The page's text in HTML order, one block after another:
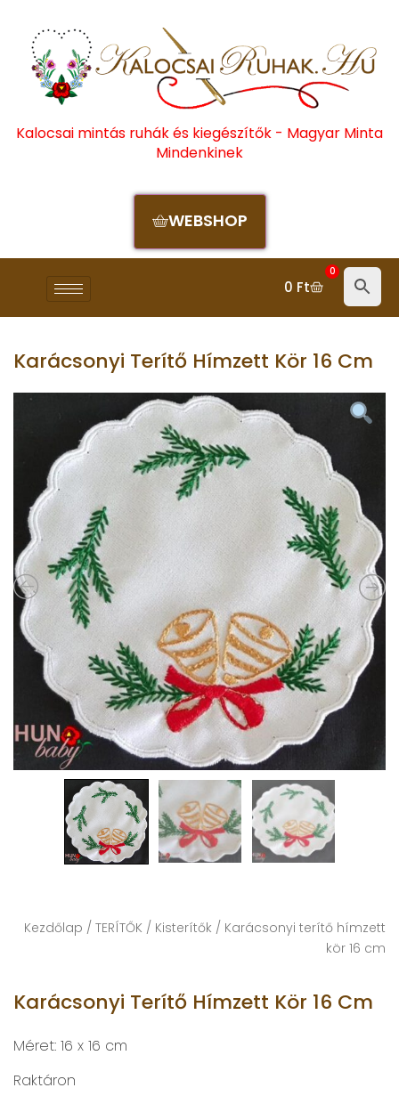
Kalocsai mintás ruhák és kiegészítők - Magyar Minta
Mindenkinek
WEBSHOP
0 Ft
0
Karácsonyi Terítő Hímzett Kör 16 Cm
Kezdőlap / TERÍTŐK / Kisterítők / Karácsonyi terítő hímzett
kör 16 cm
Karácsonyi Terítő Hímzett Kör 16 Cm
Méret: 16 x 16 cm
Raktáron